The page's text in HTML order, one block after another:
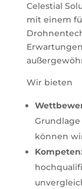
Celestial
mit einem
Wir bieten
können